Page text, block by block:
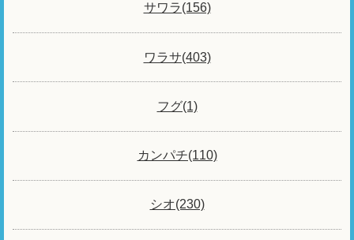
サワラ(156)
ワラサ(403)
フグ(1)
カンパチ(110)
シオ(230)